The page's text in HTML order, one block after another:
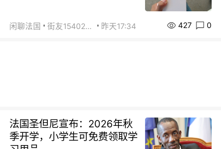
闲聊法国 街友15402223 昨天17:34 427 0
法国圣但尼宣布：2026年秋
季开学，小学生可免费领取学